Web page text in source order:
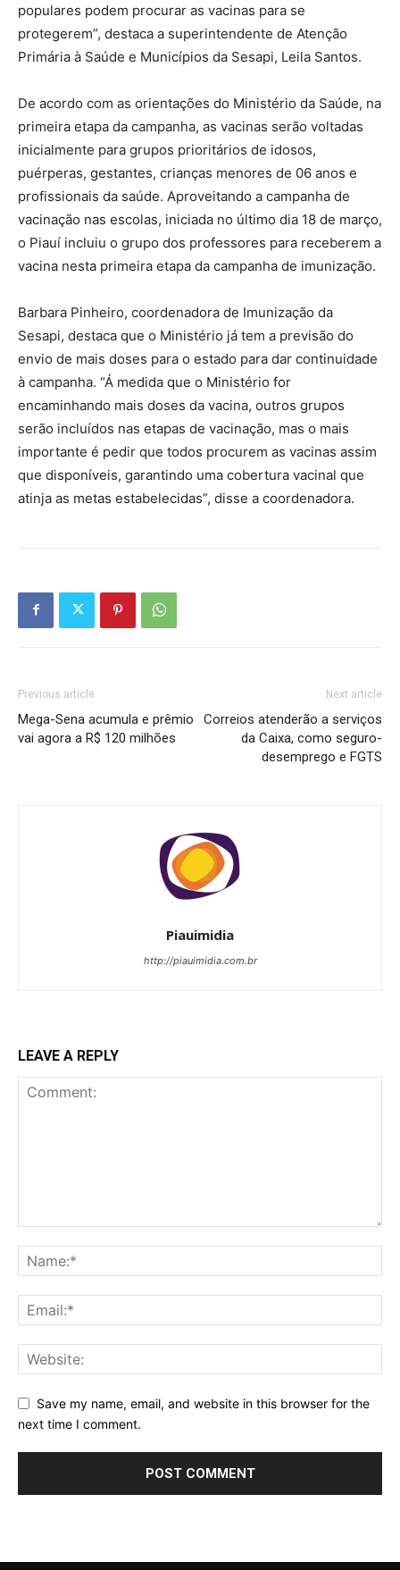
populares podem procurar as vacinas para se
protegerem”, destaca a superintendente de Atenção
Primária à Saúde e Municípios da Sesapi, Leila Santos.
De acordo com as orientações do Ministério da Saúde, na
primeira etapa da campanha, as vacinas serão voltadas
inicialmente para grupos prioritários de idosos,
puérperas, gestantes, crianças menores de 06 anos e
profissionais da saúde. Aproveitando a campanha de
vacinação nas escolas, iniciada no último dia 18 de março,
o Piauí incluiu o grupo dos professores para receberem a
vacina nesta primeira etapa da campanha de imunização.
Barbara Pinheiro, coordenadora de Imunização da
Sesapi, destaca que o Ministério já tem a previsão do
envio de mais doses para o estado para dar continuidade
à campanha. “Á medida que o Ministério for
encaminhando mais doses da vacina, outros grupos
serão incluídos nas etapas de vacinação, mas o mais
importante é pedir que todos procurem as vacinas assim
que disponíveis, garantindo uma cobertura vacinal que
atinja as metas estabelecidas”, disse a coordenadora.
Previous article
Mega-Sena acumula e prêmio
vai agora a R$ 120 milhões
Next article
Correios atenderão a serviços
da Caixa, como seguro-
desemprego e FGTS
Piauimidia
http://piauimidia.com.br
LEAVE A REPLY
Save my name, email, and website in this browser for the
next time I comment.